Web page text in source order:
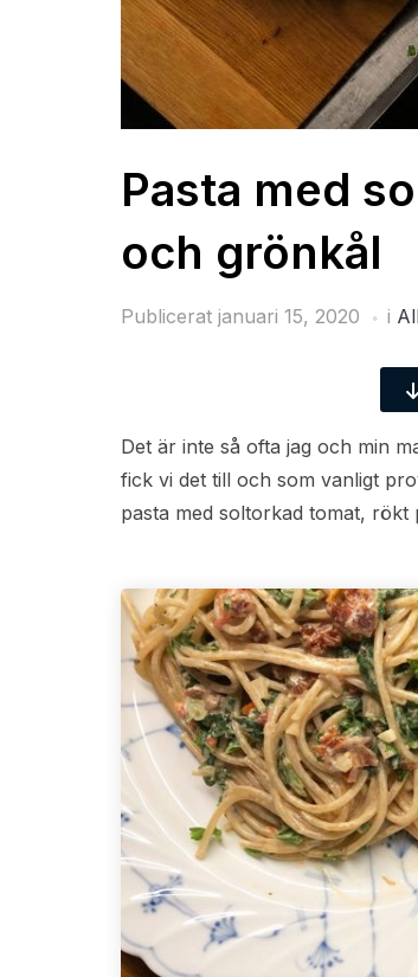
Pasta med
och grönkål
Publicerat januari 15, 2020 i
Det är inte så ofta jag och min
fick vi det till och som vanligt
pasta med soltorkad tomat,